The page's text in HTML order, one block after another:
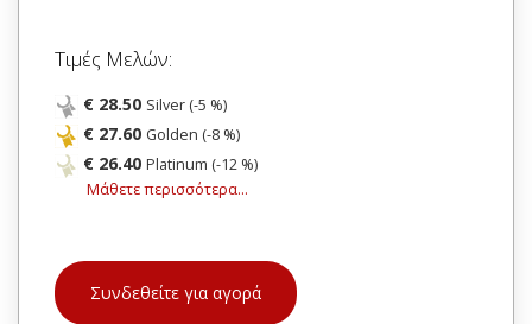
Τιμές Μελών:
€ 28.50 Silver (-5 %)
€ 27.60 Golden (-8 %)
€ 26.40 Platinum (-12 %)
Μάθετε περισσότερα...
Συνδεθείτε για αγορά